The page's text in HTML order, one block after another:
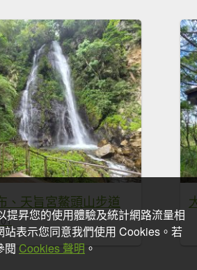
、天旨宮鰲頭山步道
提昇您的使用體驗及統計網路流量相
站表示您同意我們使用 Cookies。若
閱 Cookies 聲明 。